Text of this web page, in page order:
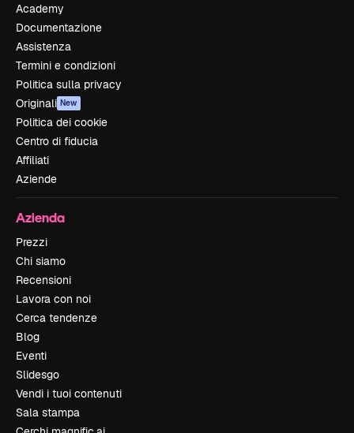
Academy
Documentazione
Assistenza
Termini e condizioni
Politica sulla privacy
Originali New
Politica dei cookie
Centro di fiducia
Affiliati
Aziende
Azienda
Prezzi
Chi siamo
Recensioni
Lavora con noi
Cerca tendenze
Blog
Eventi
Slidesgo
Vendi i tuoi contenuti
Sala stampa